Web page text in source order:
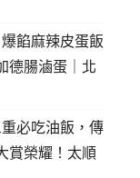
餡麻辣皮蛋飯
德腸滷蛋｜北
必吃油飯，傳
賞榮耀！太順